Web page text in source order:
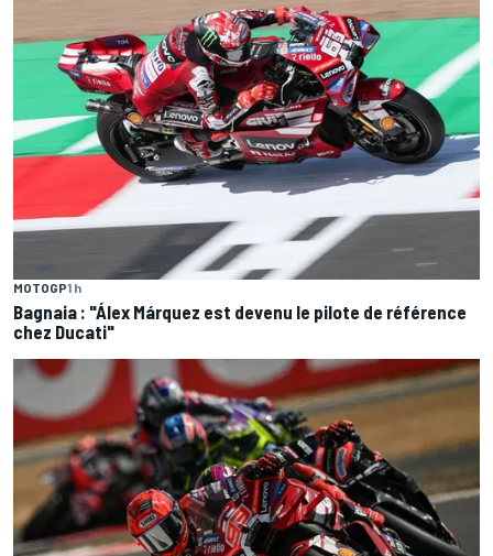
MOTOGP1 h
Bagnaia : "Álex Márquez est devenu le pilote de référence
chez Ducati"